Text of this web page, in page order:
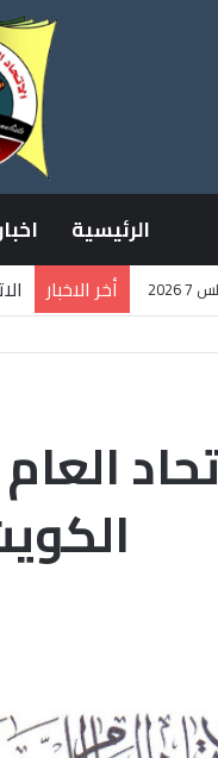
الرئيسية
أخر الاخبار